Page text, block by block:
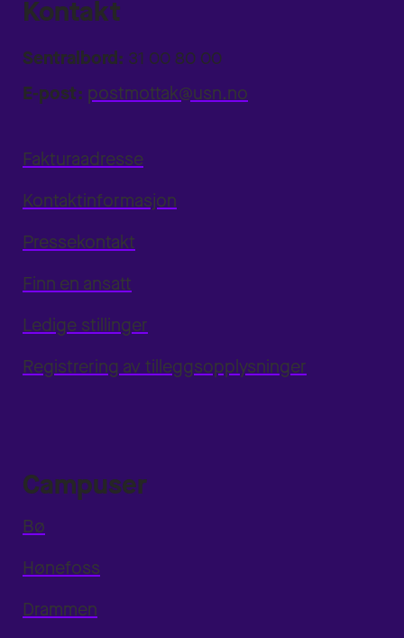
Kontakt
Sentralbord: 31 00 80 00
E-post: postmottak@usn.no
Fakturaadresse
Kontaktinformasjon
Pressekontakt
Finn en ansatt
Ledige stillinger
Registrering av tilleggsopplysninger
Campuser
Bø
Hønefoss
Drammen